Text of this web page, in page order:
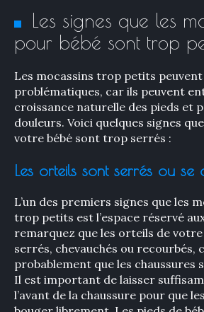
Les signes que les
pour bébé sont trop
Les mocassins trop petits
problématiques, car ils peuvent
croissance naturelle des pieds et
douleurs. Voici quelques signes
votre bébé sont trop serrés :
Les orteils sont serrés ou se
L’un des premiers signes que les
trop petits est l’espace réservé
remarquez que les orteils de
serrés, chevauchés ou recourbés,
probablement que les
Il est important de laisser
l’avant de la chaussure pour que